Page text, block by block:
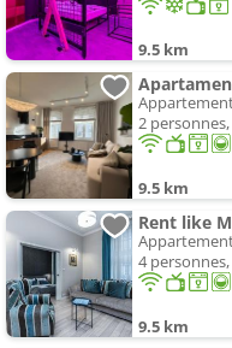
9.5 km
2
9.5 km
Rent like
4
9.5 km